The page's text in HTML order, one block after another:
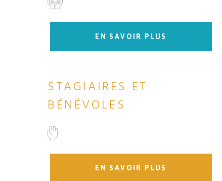
EN SAVOIR PLUS
STAGIAIRES ET
BÉNÉVOLES
EN SAVOIR PLUS